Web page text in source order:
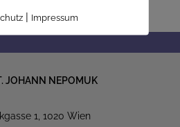
JOHANN NEPOMUK
1, 1020 Wien
| Impressum